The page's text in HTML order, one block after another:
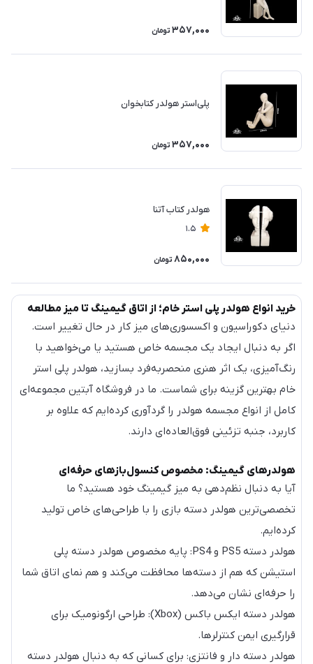
357,000 تومان
پلی‌استر هولدر کتابخوان
357,000 تومان
هولدر كتاب آتنا
1.5
850,000 تومان
خرید انواع هولدر پلی استر خام؛ از اتاق گیمینگ تا میز مطالعه
دنیای دکوراسیون و اکسسوری‌های میز کار در حال تغییر است.
اگر به دنبال ایجاد یک مجسمه خاص هستید یا می‌خواهید با
رنگ‌آمیزی، یک اثر هنری منحصر‌به‌فرد بسازید، هولدر پلی استر
خام بهترین گزینه برای شماست. ما در فروشگاه آبتین مجموعه‌ای
کامل از انواع مجسمه هولدر را گردآوری کرده‌ایم که علاوه بر
کاربرد، جنبه تزئینی فوق‌العاده‌ای دارند.
هولدرهای گیمینگ: مخصوص کنسول‌بازهای حرفه‌ای
آیا به دنبال نظم‌دهی به میز گیمینگ خود هستید؟ ما
تخصصی‌ترین هولدر دسته بازی را با طراحی‌های خاص تولید
کرده‌ایم.
هولدر دسته PS5 و PS4: پایه مخصوص هولدر دسته پلی
استیشن که هم از دسته‌ها محافظت می‌کند و هم نمای اتاق شما
را حرفه‌ای نشان می‌دهد.
هولدر دسته ایکس باکس (Xbox): طراحی ارگونومیک برای
قرارگیری ایمن کنترلرها.
هولدر دسته دار و فانتزی: برای کسانی که به دنبال هولدر دسته